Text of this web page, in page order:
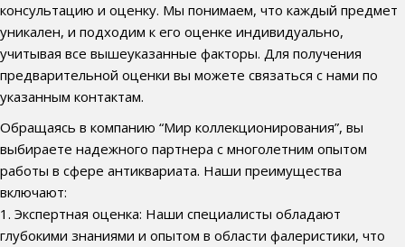
консультацию и оценку. Мы понимаем, что каждый предмет
уникален, и подходим к его оценке индивидуально,
учитывая все вышеуказанные факторы. Для получения
предварительной оценки вы можете связаться с нами по
указанным контактам.
Обращаясь в компанию “Мир коллекционирования”, вы
выбираете надежного партнера с многолетним опытом
работы в сфере антиквариата. Наши преимущества
включают:
1. Экспертная оценка: Наши специалисты обладают
глубокими знаниями и опытом в области фалеристики, что